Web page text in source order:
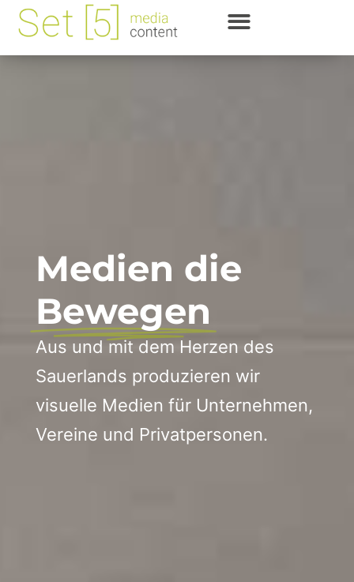
Medien die
Bewegen
Aus und mit dem Herzen des
Sauerlands produzieren wir
visuelle Medien für Unternehmen,
Vereine und Privatpersonen.